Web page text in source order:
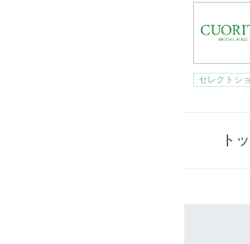
セレクトシ
ト